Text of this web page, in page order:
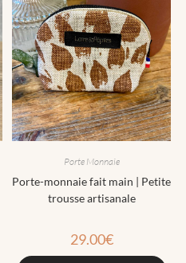
Porte Monnaie
Porte-monnaie fait main | Petite
trousse artisanale
29.00€